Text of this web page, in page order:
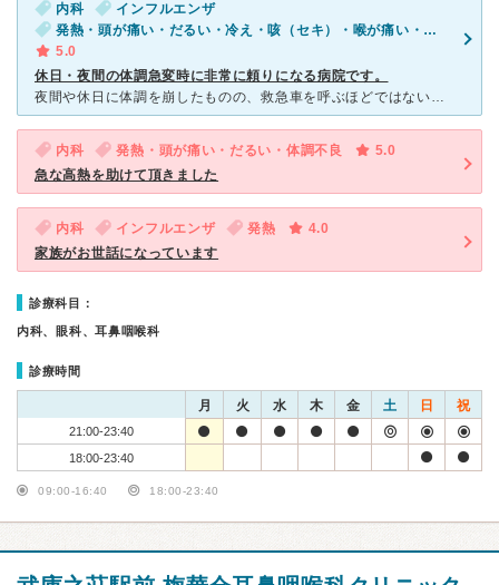
内科
インフルエンザ
発熱・頭が痛い・だるい・冷え・咳（セキ）・喉が痛い・吐き気・嘔吐・体調不良
5.0
休日・夜間の体調急変時に非常に頼りになる病院です。
夜間や休日に体調を崩したものの、救急車を呼ぶほどではない状態が起きた時に利用させて頂いております。 診療所とはいうものの、診て頂ける診療科目が結構あり、急病時には大変頼りになる病院です。 インフル
内科 発熱・頭が痛い・だるい・体調不良
5.0
急な高熱を助けて頂きました
内科 インフルエンザ 発熱
4.0
家族がお世話になっています
診療科目：
内科、眼科、耳鼻咽喉科
診療時間
月 火 水 木 金 土 日 祝
21:00-23:40
18:00-23:40
09:00-16:40 18:00-23:40